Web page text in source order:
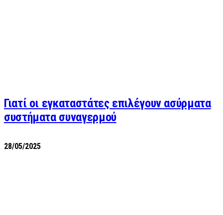
Γιατί οι εγκαταστάτες επιλέγουν ασύρματα
συστήματα συναγερμού
28/05/2025